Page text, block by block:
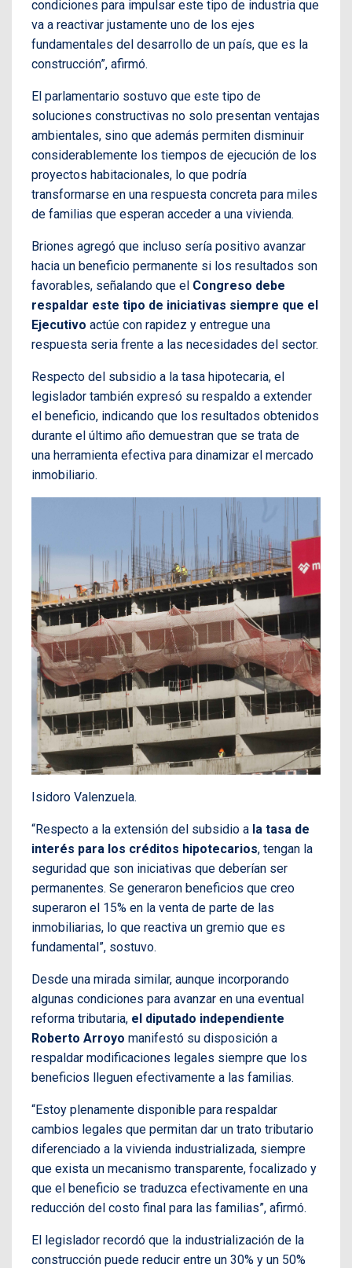
condiciones para impulsar este tipo de industria que
va a reactivar justamente uno de los ejes
fundamentales del desarrollo de un país, que es la
construcción”, afirmó.
El parlamentario sostuvo que este tipo de
soluciones constructivas no solo presentan ventajas
ambientales, sino que además permiten disminuir
considerablemente los tiempos de ejecución de los
proyectos habitacionales, lo que podría
transformarse en una respuesta concreta para miles
de familias que esperan acceder a una vivienda.
Briones agregó que incluso sería positivo avanzar
hacia un beneficio permanente si los resultados son
favorables, señalando que el Congreso debe
respaldar este tipo de iniciativas siempre que el
Ejecutivo actúe con rapidez y entregue una
respuesta seria frente a las necesidades del sector.
Respecto del subsidio a la tasa hipotecaria, el
legislador también expresó su respaldo a extender
el beneficio, indicando que los resultados obtenidos
durante el último año demuestran que se trata de
una herramienta efectiva para dinamizar el mercado
inmobiliario.
Isidoro Valenzuela.
“Respecto a la extensión del subsidio a la tasa de
interés para los créditos hipotecarios, tengan la
seguridad que son iniciativas que deberían ser
permanentes. Se generaron beneficios que creo
superaron el 15% en la venta de parte de las
inmobiliarias, lo que reactiva un gremio que es
fundamental”, sostuvo.
Desde una mirada similar, aunque incorporando
algunas condiciones para avanzar en una eventual
reforma tributaria, el diputado independiente
Roberto Arroyo manifestó su disposición a
respaldar modificaciones legales siempre que los
beneficios lleguen efectivamente a las familias.
“Estoy plenamente disponible para respaldar
cambios legales que permitan dar un trato tributario
diferenciado a la vivienda industrializada, siempre
que exista un mecanismo transparente, focalizado y
que el beneficio se traduzca efectivamente en una
reducción del costo final para las familias”, afirmó.
El legislador recordó que la industrialización de la
construcción puede reducir entre un 30% y un 50%